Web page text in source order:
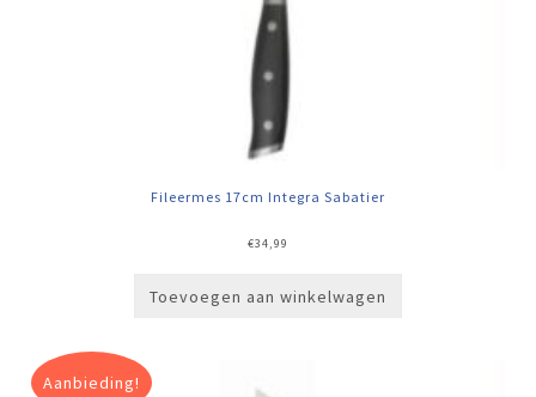
Fileermes 17cm Integra Sabatier
€34,99
Toevoegen aan winkelwagen
Aanbieding!